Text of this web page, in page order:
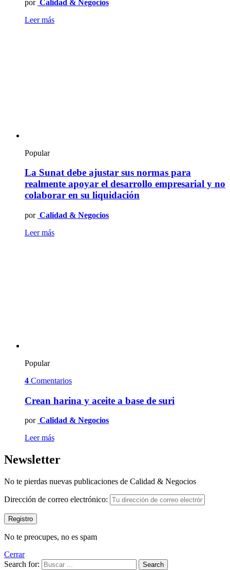
por Calidad & Negocios
Leer más
Popular
La Sunat debe ajustar sus normas para
realmente apoyar el desarrollo empresarial y no
colaborar en su liquidación
por Calidad & Negocios
Leer más
Popular
4 Comentarios
Crean harina y aceite a base de suri
por Calidad & Negocios
Leer más
Newsletter
No te pierdas nuevas publicaciones de Calidad & Negocios
Dirección de correo electrónico:
No te preocupes, no es spam
Cerrar
Search for:
Search